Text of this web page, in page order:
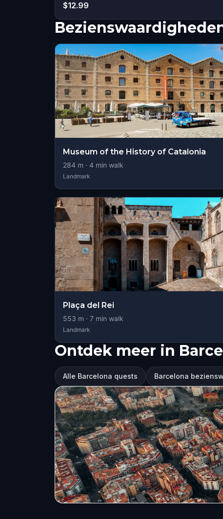
$12.99
Museum of the History of Catalonia
284 m · 4 min walk
Landmark
Plaça del Rei
553 m · 7 min walk
Landmark
Ontdek meer in
Alle Barcelona quests Barcelona